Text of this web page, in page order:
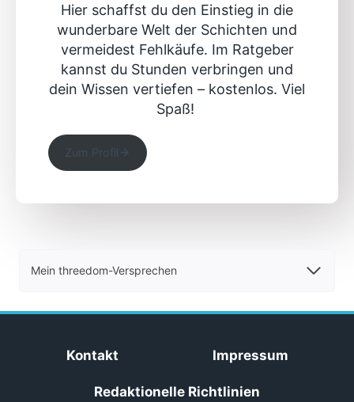
Hier schaffst du den Einstieg in die
wunderbare Welt der Schichten und
vermeidest Fehlkäufe. Im Ratgeber
kannst du Stunden verbringen und
dein Wissen vertiefen – kostenlos. Viel
Spaß!
Zum Profil
Mein threedom-Versprechen
Kontakt Impressum
Redaktionelle Richtlinien